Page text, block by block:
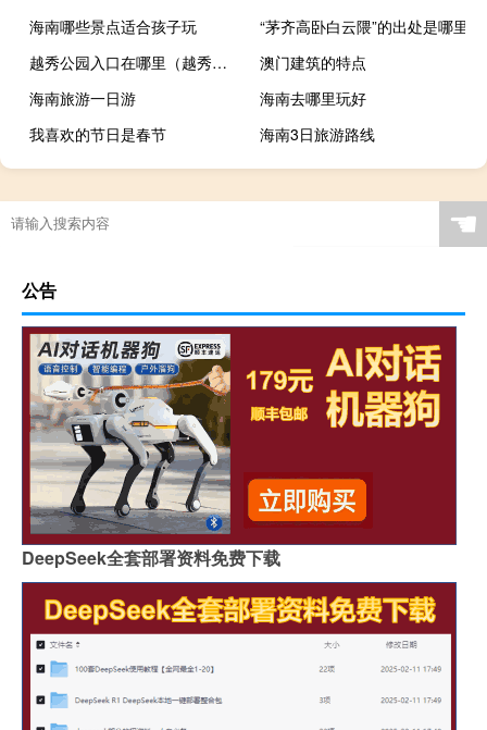
海南哪些景点适合孩子玩
“茅齐高卧白云隈”的出处是哪里
越秀公园入口在哪里（越秀公园站简介）
澳门建筑的特点
海南旅游一日游
海南去哪里玩好
我喜欢的节日是春节
海南3日旅游路线
☚
公告
DeepSeek全套部署资料免费下载